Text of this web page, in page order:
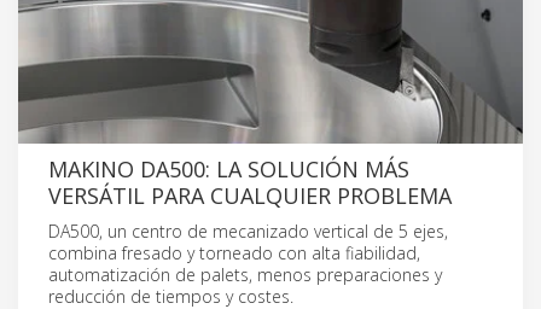
MAKINO DA500: LA SOLUCIÓN MÁS
VERSÁTIL PARA CUALQUIER PROBLEMA
DA500, un centro de mecanizado vertical de 5 ejes,
combina fresado y torneado con alta fiabilidad,
automatización de palets, menos preparaciones y
reducción de tiempos y costes.